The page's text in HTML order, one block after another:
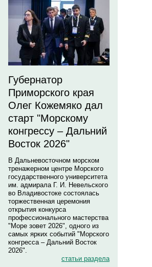
Губернатор
Приморского края
Олег Кожемяко дал
старт "Морскому
конгрессу – Дальний
Восток 2026"
В Дальневосточном морском
тренажерном центре Морского
государственного университета
им. адмирала Г. И. Невельского
во Владивостоке состоялась
торжественная церемония
открытия конкурса
профессионального мастерства
"Море зовет 2026", одного из
самых ярких событий "Морского
конгресса – Дальний Восток
2026".
статьи раздела